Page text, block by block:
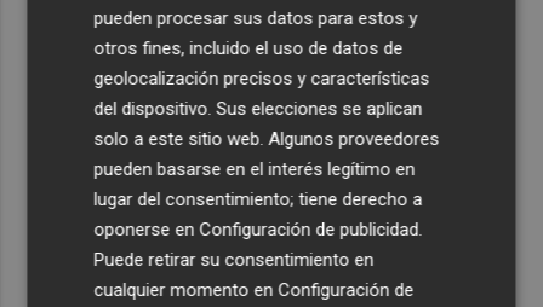
pueden procesar sus datos para estos y
otros fines, incluido el uso de datos de
geolocalización precisos y características
del dispositivo. Sus elecciones se aplican
solo a este sitio web. Algunos proveedores
pueden basarse en el interés legítimo en
lugar del consentimiento; tiene derecho a
oponerse enConfiguración de publicidad
Puede retirar su consentimiento en
cualquier momento enConfiguración de